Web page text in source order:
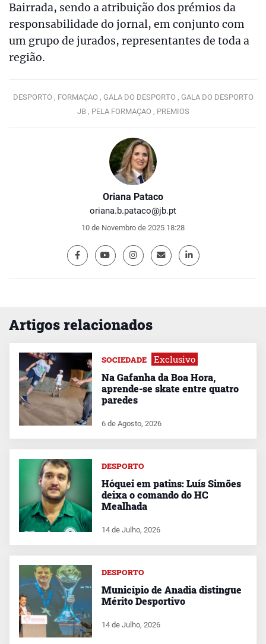
Oriana Pataco
oriana.b.pataco@jb.pt
10 de Novembro de 2025 18:28
Bairrada, sendo a atribuição dos prémios da
responsabilidade do jornal, em conjunto com
um grupo de jurados, representantes de toda a
região.
DESPORTO , FORMAÇAO , GALA DO DESPORTO , GALA DO DESPORTO
JB , PELA FORMAÇAO , PREMIOS
Artigos relacionados
SOCIEDADE Exclusivo
Na Gafanha da Boa Hora,
aprende-se skate entre quatro
paredes
6 de Agosto, 2026
DESPORTO
Hóquei em patins: Luís Simões
deixa o comando do HC
Mealhada
14 de Julho, 2026
DESPORTO
Município de Anadia distingue
Mérito Desportivo
14 de Julho, 2026